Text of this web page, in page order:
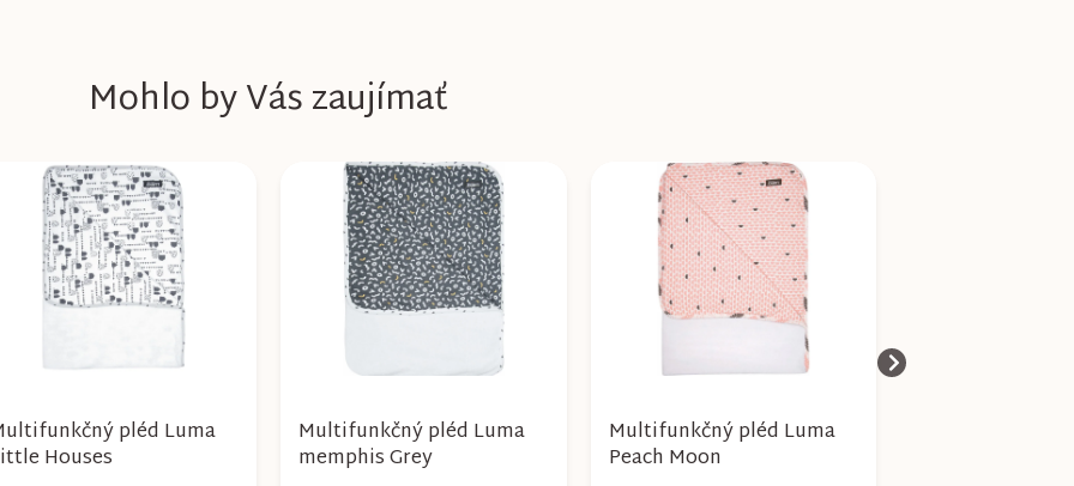
Mohlo by Vás zaujímať
pléd Luma
Houses
Multifunkčný pléd Luma
memphis Grey
Multifunkčný pléd Luma
Peach Moon